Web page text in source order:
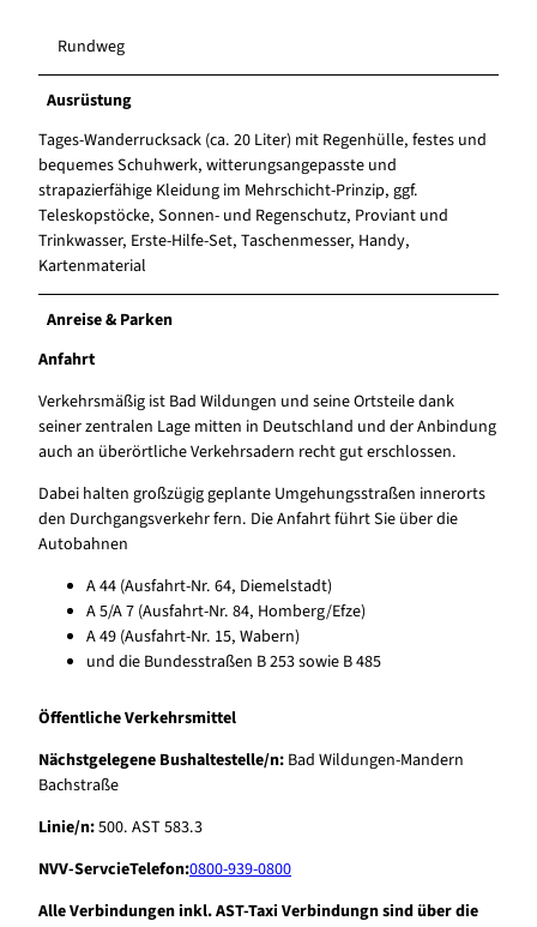
Rundweg
Ausrüstung
Tages-Wanderrucksack (ca. 20 Liter) mit Regenhülle, festes und
bequemes Schuhwerk, witterungsangepasste und
strapazierfähige Kleidung im Mehrschicht-Prinzip, ggf.
Teleskopstöcke, Sonnen- und Regenschutz, Proviant und
Trinkwasser, Erste-Hilfe-Set, Taschenmesser, Handy,
Kartenmaterial
Anreise & Parken
Anfahrt
Verkehrsmäßig ist Bad Wildungen und seine Ortsteile dank
seiner zentralen Lage mitten in Deutschland und der Anbindung
auch an überörtliche Verkehrsadern recht gut erschlossen.
Dabei halten großzügig geplante Umgehungsstraßen innerorts
den Durchgangsverkehr fern. Die Anfahrt führt Sie über die
Autobahnen
A 44 (Ausfahrt-Nr. 64, Diemelstadt)
A 5/A 7 (Ausfahrt-Nr. 84, Homberg/Efze)
A 49 (Ausfahrt-Nr. 15, Wabern)
und die Bundesstraßen B 253 sowie B 485
Öffentliche Verkehrsmittel
Nächstgelegene Bushaltestelle/n: Bad Wildungen-Mandern
Bachstraße
Linie/n:500. AST 583.3
NVV-ServcieTelefon:0800-939-0800
Alle Verbindungen inkl. AST-Taxi Verbindungn sind über die